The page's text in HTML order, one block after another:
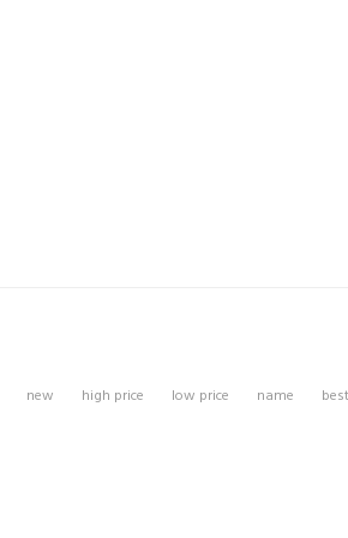
new high price low price name best